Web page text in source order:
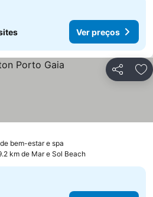
Ver preços
Partilhar
bem-estar e spa
km de Mar e Sol Beach